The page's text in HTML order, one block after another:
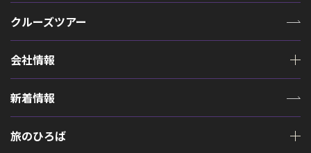
クルーズツアー
会社情報
新着情報
旅のひろば